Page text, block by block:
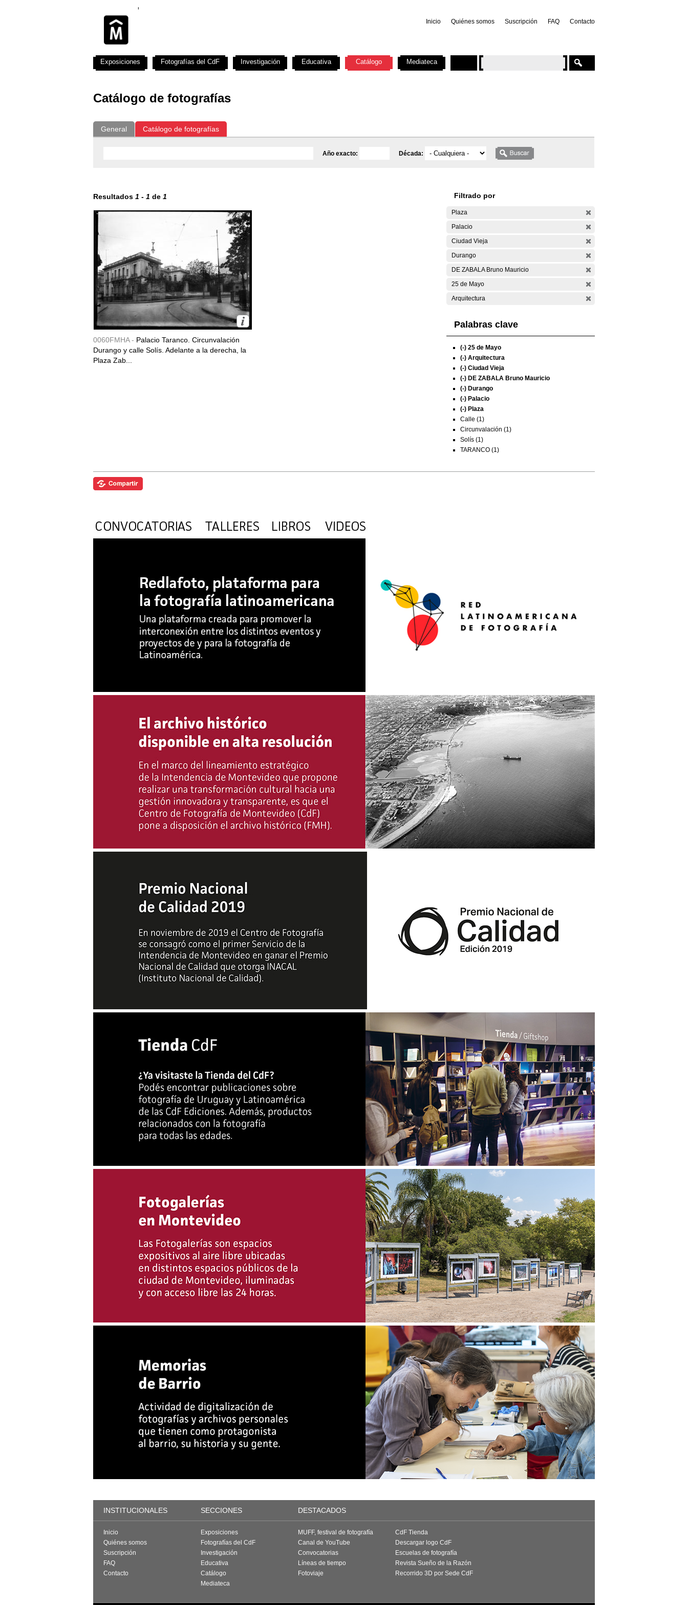
Inicio Quiénes somos Suscripción FAQ Contacto
Catálogo de fotografías
General Catálogo de fotografías
Año exacto: Década:
Resultados 1 - 1 de 1
0060FMHA - Palacio Taranco. Circunvalación
Durango y calle Solís. Adelante a la derecha, la
Plaza Zab...
Filtrado por
Plaza
Palacio
Ciudad Vieja
Durango
DE ZABALA Bruno Mauricio
25 de Mayo
Arquitectura
Palabras clave
(-) 25 de Mayo
(-) Arquitectura
(-) Ciudad Vieja
(-) DE ZABALA Bruno Mauricio
(-) Durango
(-) Palacio
(-) Plaza
Calle (1)
Circunvalación (1)
Solís (1)
TARANCO (1)
Exposiciones Fotografías del CdF Investigación Educativa Catálogo Mediateca
INSTITUCIONALES SECCIONES DESTACADOS
Inicio
Quiénes somos
Suscripción
FAQ
Contacto
Exposiciones
Fotografías del CdF
Investigación
Educativa
Catálogo
Mediateca
MUFF, festival de fotografía
Canal de YouTube
Convocatorias
Líneas de tiempo
Fotoviaje
CdF Tienda
Descargar logo CdF
Escuelas de fotografía
Revista Sueño de la Razón
Recorrido 3D por Sede CdF